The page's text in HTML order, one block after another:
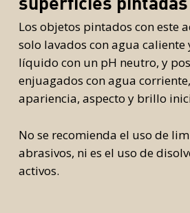
Los objetos pintados con este
solo lavados con agua caliente
líquido con un pH neutro, y
enjuagados con agua
apariencia, aspecto y brillo
No se recomienda el uso de
abrasivos, ni es el uso de
activos.